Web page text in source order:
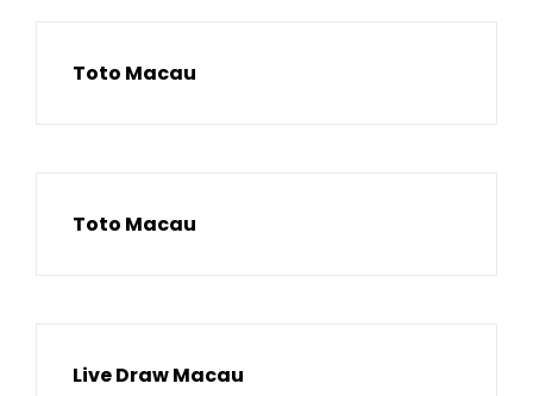
Toto Macau
Toto Macau
Live Draw Macau